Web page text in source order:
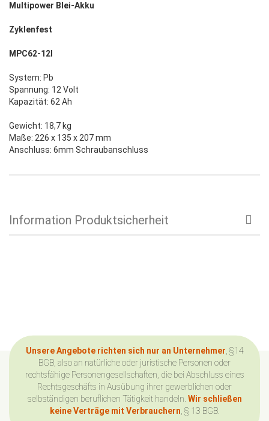
Multipower Blei-Akku
Zyklenfest
MPC62-12I
System: Pb
Spannung: 12 Volt
Kapazität: 62 Ah
Gewicht: 18,7 kg
Maße: 226 x 135 x 207 mm
Anschluss: 6mm Schraubanschluss
Information Produktsicherheit
Unsere Angebote richten sich nur an Unternehmer , §14
BGB, also an natürliche oder juristische Personen oder
rechtsfähige Personengesellschaften, die bei Abschluss eines
Rechtsgeschäfts in Ausübung ihrer gewerblichen oder
selbständigen beruflichen Tätigkeit handeln. Wir schließen
keine Verträge mit Verbrauchern , § 13 BGB.